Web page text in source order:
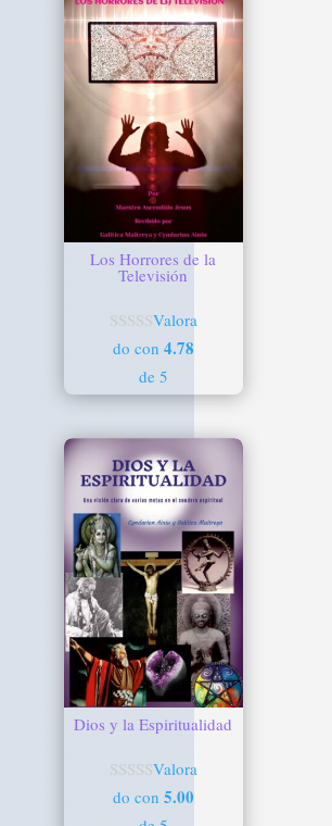
Los Horrores de la
Televisión
Valora
do con 4.78
de 5
Dios y la Espiritualidad
Valora
do con 5.00